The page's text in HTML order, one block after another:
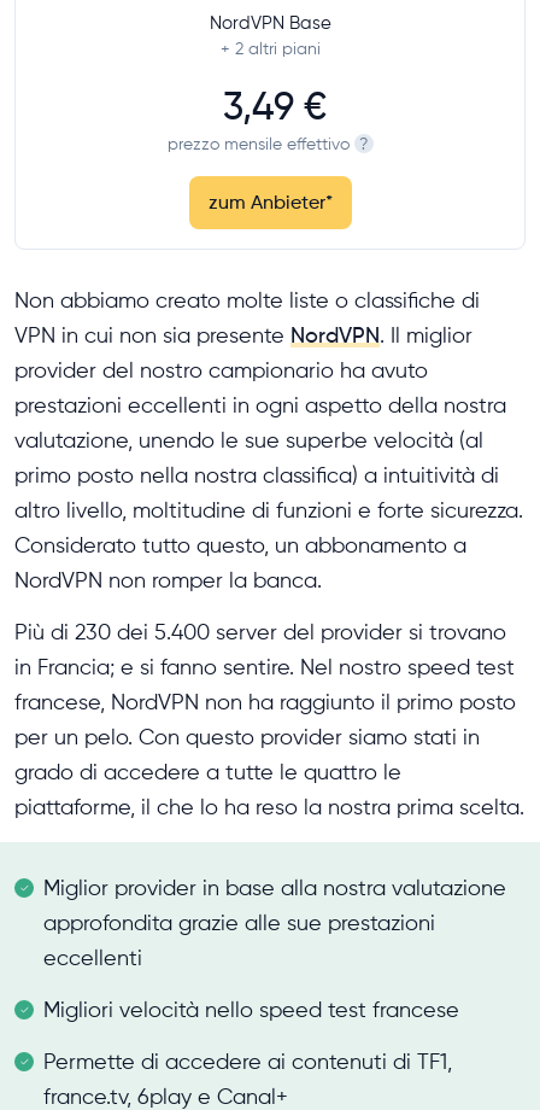
NordVPN Base
+ 2 altri piani
3,49 €
prezzo mensile effettivo ?
zum Anbieter*
Non abbiamo creato molte liste o classifiche di
VPN in cui non sia presente NordVPN. Il miglior
provider del nostro campionario ha avuto
prestazioni eccellenti in ogni aspetto della nostra
valutazione, unendo le sue superbe velocità (al
primo posto nella nostra classifica) a intuitività di
altro livello, moltitudine di funzioni e forte sicurezza.
Considerato tutto questo, un abbonamento a
NordVPN non romper la banca.
Più di 230 dei 5.400 server del provider si trovano
in Francia; e si fanno sentire. Nel nostro speed test
francese, NordVPN non ha raggiunto il primo posto
per un pelo. Con questo provider siamo stati in
grado di accedere a tutte le quattro le
piattaforme, il che lo ha reso la nostra prima scelta.
Miglior provider in base alla nostra valutazione
approfondita grazie alle sue prestazioni
eccellenti
Migliori velocità nello speed test francese
Permette di accedere ai contenuti di TF1,
france.tv, 6play e Canal+